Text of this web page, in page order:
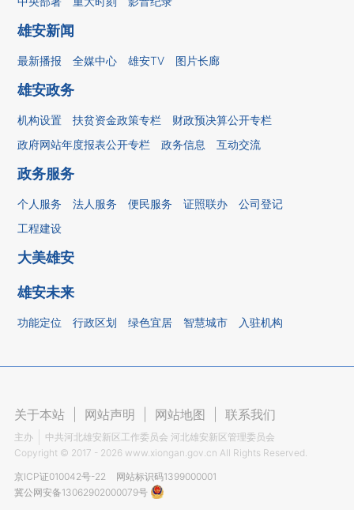
雄安新闻
最新播报 全媒中心 雄安TV 图片长廊
雄安政务
机构设置 扶贫资金政策专栏
财政预决算公开专栏
政府网站年度报表公开专栏
政务信息 互动交流
政务服务
个人服务 法人服务 便民服务 证照联办
公司登记
工程建设
大美雄安
雄安未来
功能定位 行政区划 绿色宜居 智慧城市 入驻机构
关于本站 网站声明 网站地图 联系我们
主办
中共河北雄安新区工作委员会 河北雄安新区管理委员会
Copyright © 2017 - 2026 www.xiongan.gov.cn All Rights Reserved.
京ICP证010042号-22
网站标识码1399000001
冀公网安备13062902000079号